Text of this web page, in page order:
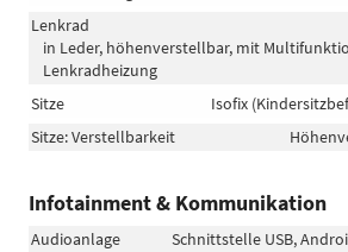
Lenkrad
in Leder, höhenverstellbar, mit
Lenkradheizung
Sitze
Isofix
Sitze: Verstellbarkeit
Infotainment & Kommunikation
Audioanlage
Schnittstelle USB,